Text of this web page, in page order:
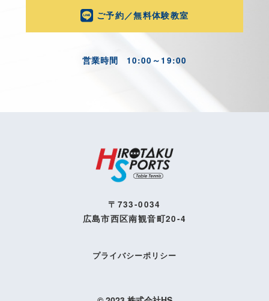
ご予約／無料体験教室
営業時間 10:00～19:00
〒733-0034
広島市西区南観音町20-4
プライバシーポリシー